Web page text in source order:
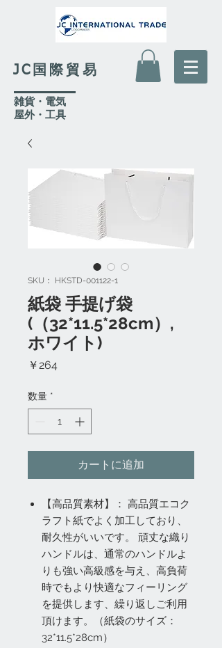
JC国際貿易
​雑貨・電気
​屋外・工具
SKU： HKSTD-001122-1
紙袋 手提げ袋
(（32*11.5*28cm）,
ホワイト)
￥264価
数量 *
カートに追加
【高品質素材】： 高品質エコク
ラフト紙でよく加工しており、
耐久性がいいです。 頑丈な織り
ハンドルは、通常のハンドルよ
りも強い高級感を与え、高負荷
時でもより快適なフィーリング
を提供します、繰り返しご利用
頂けます。（紙袋のサイズ：
32*11.5*28cm）